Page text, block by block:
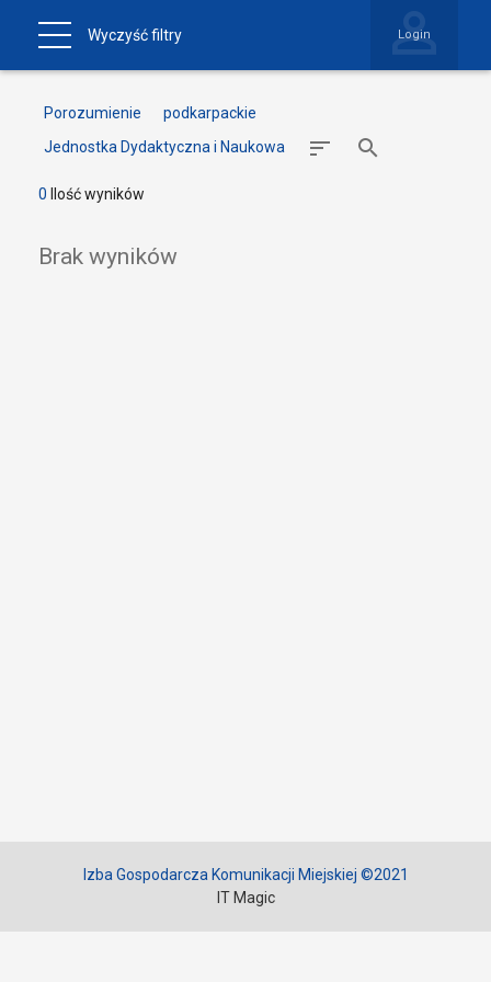
Wyczyść filtry Login
Porozumienie
podkarpackie
Jednostka Dydaktyczna i Naukowa
0 Ilość wyników
Brak wyników
Izba Gospodarcza Komunikacji Miejskiej ©2021
IT Magic